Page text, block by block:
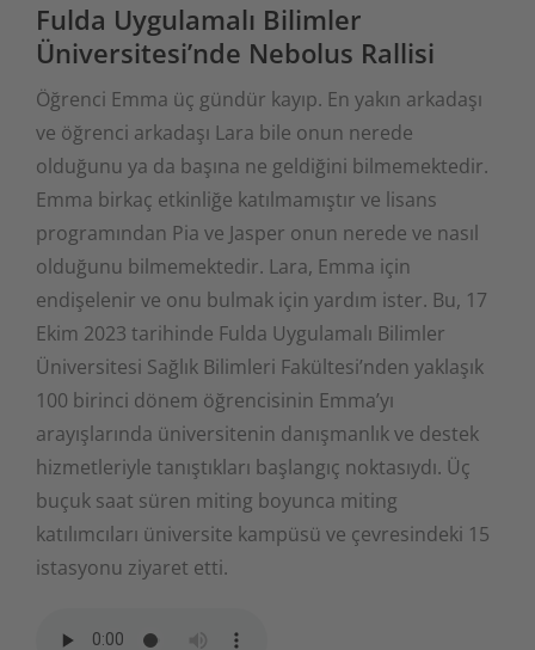
Fulda Uygulamalı Bilimler
Üniversitesi’nde Nebolus Rallisi
Öğrenci Emma üç gündür kayıp. En yakın arkadaşı
ve öğrenci arkadaşı Lara bile onun nerede
olduğunu ya da başına ne geldiğini bilmemektedir.
Emma birkaç etkinliğe katılmamıştır ve lisans
programından Pia ve Jasper onun nerede ve nasıl
olduğunu bilmemektedir. Lara, Emma için
endişelenir ve onu bulmak için yardım ister. Bu, 17
Ekim 2023 tarihinde Fulda Uygulamalı Bilimler
Üniversitesi Sağlık Bilimleri Fakültesi’nden yaklaşık
100 birinci dönem öğrencisinin Emma’yı
arayışlarında üniversitenin danışmanlık ve destek
hizmetleriyle tanıştıkları başlangıç noktasıydı. Üç
buçuk saat süren miting boyunca miting
katılımcıları üniversite kampüsü ve çevresindeki 15
istasyonu ziyaret etti.